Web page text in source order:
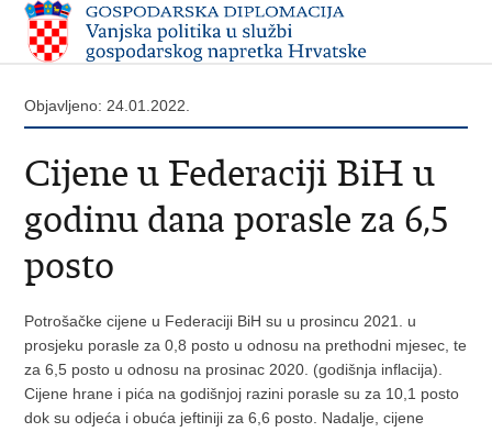
Objavljeno: 24.01.2022.
Cijene u Federaciji BiH u
godinu dana porasle za 6,5
posto
Potrošačke cijene u Federaciji BiH su u prosincu 2021. u
prosjeku porasle za 0,8 posto u odnosu na prethodni mjesec, te
za 6,5 posto u odnosu na prosinac 2020. (godišnja inflacija).
Cijene hrane i pića na godišnjoj razini porasle su za 10,1 posto
dok su odjeća i obuća jeftiniji za 6,6 posto. Nadalje, cijene